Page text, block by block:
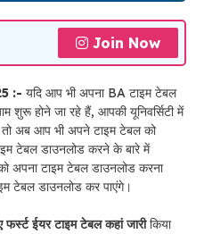
Join Now
:- यदि आप भी अपना BA टाइम टेबल
शुरू होने जा रहे हैं, आपकी यूनिवर्सिटी में
तो अब आप भी अपने टाइम टेबल को
टेबल डाउनलोड करने के बारे में
अपना टाइम टेबल डाउनलोड करना
टेबल डाउनलोड कर पाएंगे।
फर्स्ट ईयर टाइम टेबल कहां जारीकिया